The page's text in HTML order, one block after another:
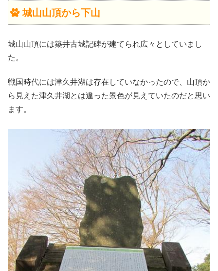
城山山頂から下山
城山山頂には築井古城記碑が建てられ広々としていまし
た。
戦国時代には津久井湖は存在していなかったので、山頂か
ら見えた津久井湖とは違った景色が見えていたのだと思い
ます。